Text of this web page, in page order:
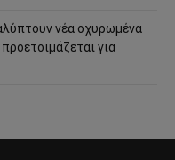
νέα οχυρωμένα
για